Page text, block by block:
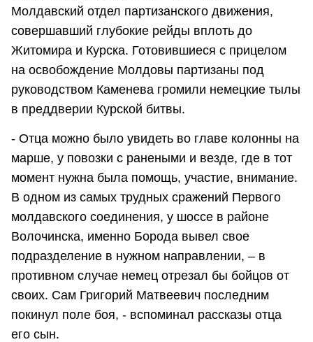
Молдавский отдел партизанского движения,
совершавший глубокие рейды вплоть до
Житомира и Курска. Готовившиеся с прицелом
на освобождение Молдовы партизаны под
руководством Каменева громили немецкие тылы
в преддверии Курской битвы.
- Отца можно было увидеть во главе колонны на
марше, у повозки с ранеными и везде, где в тот
момент нужна была помощь, участие, внимание.
В одном из самых трудных сражений Первого
молдавского соединения, у шоссе в районе
Волочинска, именно Борода вывел свое
подразделение в нужном направлении, – в
противном случае немец отрезал бы бойцов от
своих. Сам Григорий Матвеевич последним
покинул поле боя, - вспоминал рассказы отца
его сын.